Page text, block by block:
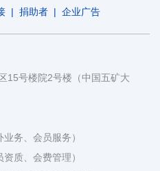
| 捐助者 | 企业广告
15号楼院2号楼（中国五矿大
业务、会员服务）
质、会费管理）